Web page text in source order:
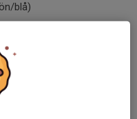
blå)
taekwondo.se